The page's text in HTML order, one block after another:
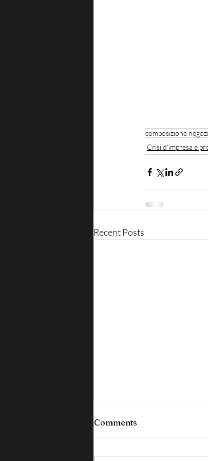
composizione
Crisi d'impresa e
Recent Posts
Comments